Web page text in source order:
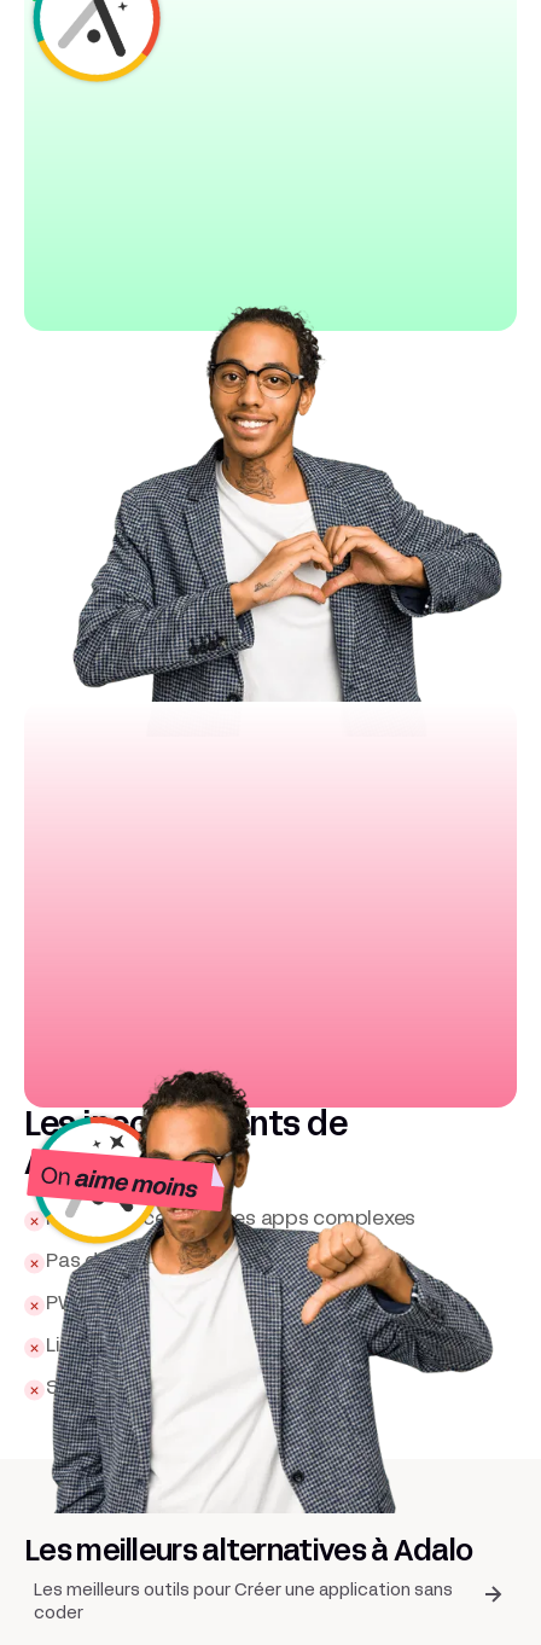
Interface drag-and-drop intuitive
Publication directe sur stores
Connexion API facile
Bonne gestion base de données
Écosystème croissant de plugins
Les inconvénients de
Adalo
Performances limitées apps complexes
Pas de backend avancé natif
PWA peu personnalisable
Limites visuelles sur animation UI
Serveurs hors UE par défaut
Les meilleurs alternatives à Adalo
Les meilleurs outils pour Créer une application sans
coder